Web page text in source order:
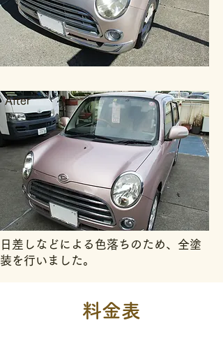
After
日差しなどによる色落ちのため、全塗
装を行いました。
料金表